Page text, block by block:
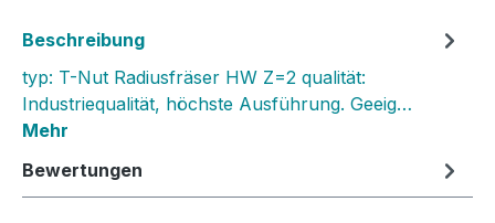
Beschreibung
typ: T-Nut Radiusfräser HW Z=2 qualität:
Industriequalität, höchste Ausführung. Geeig…
Mehr
Bewertungen